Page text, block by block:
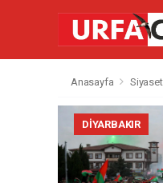
Anasayfa Siyaset
DIYARBAKIR